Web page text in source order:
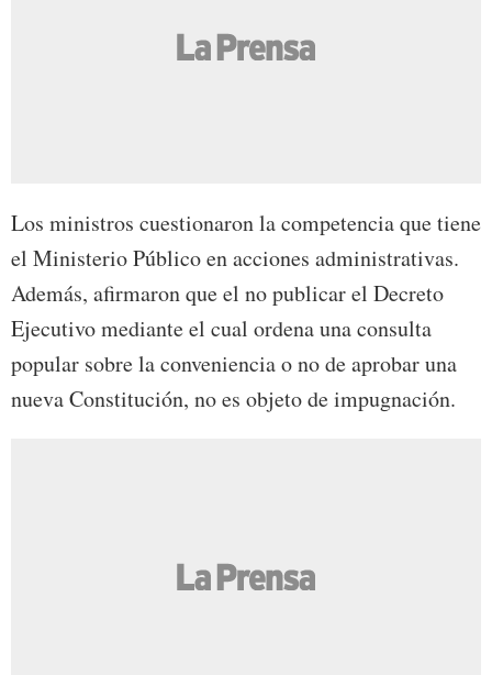
Los ministros cuestionaron la competencia que tiene
el Ministerio Público en acciones administrativas.
Además, afirmaron que el no publicar el Decreto
Ejecutivo mediante el cual ordena una consulta
popular sobre la conveniencia o no de aprobar una
nueva Constitución, no es objeto de impugnación.